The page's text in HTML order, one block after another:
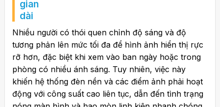
gian
dài
Nhiều người có thói quen chỉnh độ sáng và độ
tương phản lên mức tối đa để hình ảnh hiển thị rực
rỡ hơn, đặc biệt khi xem vào ban ngày hoặc trong
phòng có nhiều ánh sáng. Tuy nhiên, việc này
khiến hệ thống đèn nền và các điểm ảnh phải hoạt
động với công suất cao liên tục, dẫn đến tình trạng